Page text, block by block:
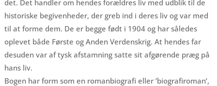
det. Det handler om hendes forældres liv med udblik til de
historiske begivenheder, der greb ind i deres liv og var med
til at forme dem. De er begge født i 1904 og har således
oplevet både Første og Anden Verdenskrig. At hendes far
desuden var af tysk afstamning satte sit afgørende præg på
hans liv.
Bogen har form som en romanbiografi eller ’biografiroman’,